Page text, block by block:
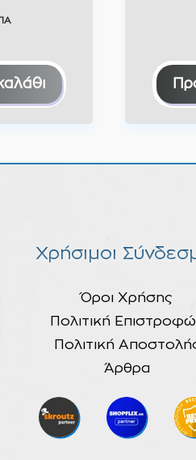
Χρήσιμοι
Όροι Χρήσης
Πολιτική
Πολιτική
Άρθρα